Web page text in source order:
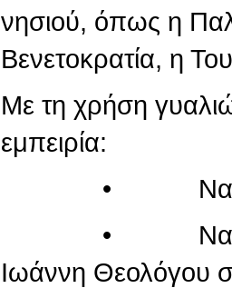
νησιού, όπως η
Βενετοκρατία, η
Με τη χρήση
εμπειρία:
• Να
• Να
Ιωάννη Θεολόγου